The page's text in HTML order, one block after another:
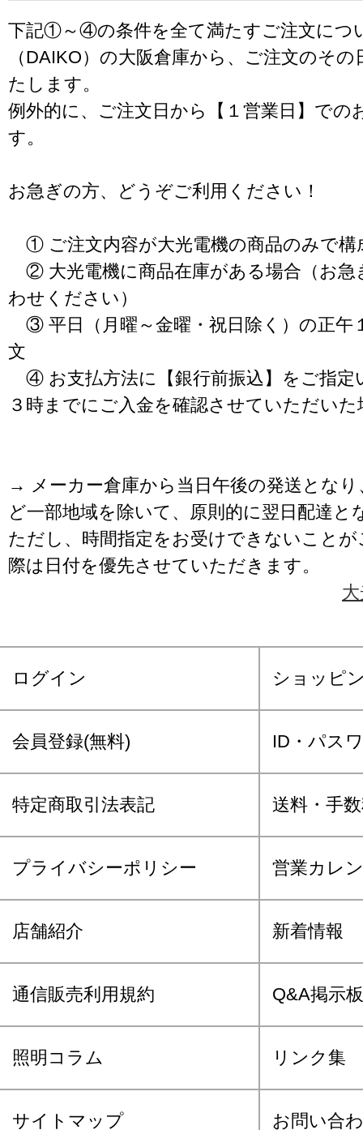
下記①～④の条件を全て満たすご注文につ
（DAIKO）の大阪倉庫から、ご注文のそ
たします。
例外的に、ご注文日から【１営業日】での
す。
お急ぎの方、どうぞご利用ください！
① ご注文内容が大光電機の商品のみで構
② 大光電機に商品在庫がある場合（お急
わせください）
③ 平日（月曜～金曜・祝日除く）の正午
文
④ お支払方法に【銀行前振込】をご指定
３時までにご入金を確認させていただいた
→ メーカー倉庫から当日午後の発送となり
ど一部地域を除いて、原則的に翌日配達と
ただし、時間指定をお受けできないこと
際は日付を優先させていただきます。
ログイン ショッピ
会員登録(無料) ID・パス
特定商取引法表記 送料・手
プライバシーポリシー 営業カレ
店舗紹介 新着情報
通信販売利用規約 Q&A掲示板
照明コラム リンク集
サイトマップ お問い合